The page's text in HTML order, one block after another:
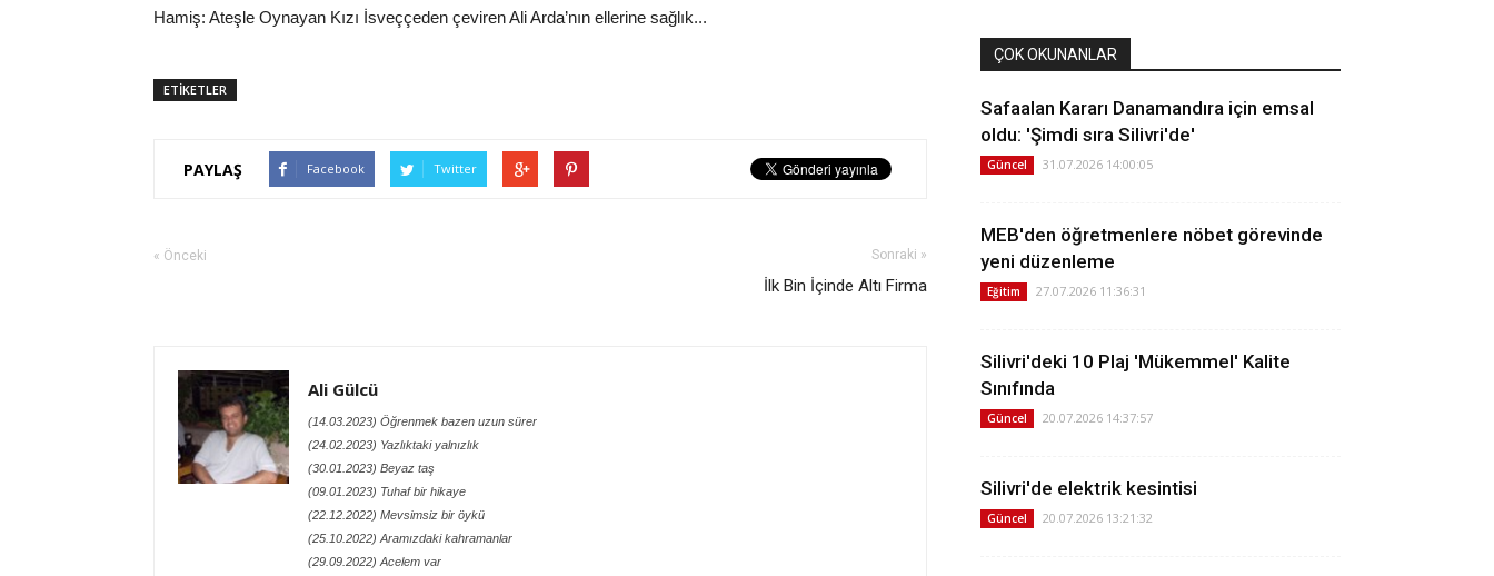
Hamiş: Ateşle Oynayan Kızı İsveççeden çeviren Ali Arda’nın ellerine sağlık...
ETİKETLER
PAYLAŞ Facebook Twitter
« Önceki Sonraki »
İlk Bin İçinde Altı Firma
Ali Gülcü
(14.03.2023) Öğrenmek bazen uzun sürer
(24.02.2023) Yazlıktaki yalnızlık
(30.01.2023) Beyaz taş
(09.01.2023) Tuhaf bir hikaye
(22.12.2022) Mevsimsiz bir öykü
(25.10.2022) Aramızdaki kahramanlar
(29.09.2022) Acelem var
ÇOK OKUNANLAR
Safaalan Kararı Danamandıra için emsal
oldu: 'Şimdi sıra Silivri'de'
Güncel 31.07.2026 14:00:05
MEB'den öğretmenlere nöbet görevinde
yeni düzenleme
Eğitim 27.07.2026 11:36:31
Silivri'deki 10 Plaj 'Mükemmel' Kalite
Sınıfında
Güncel 20.07.2026 14:37:57
Silivri'de elektrik kesintisi
Güncel 20.07.2026 13:21:32